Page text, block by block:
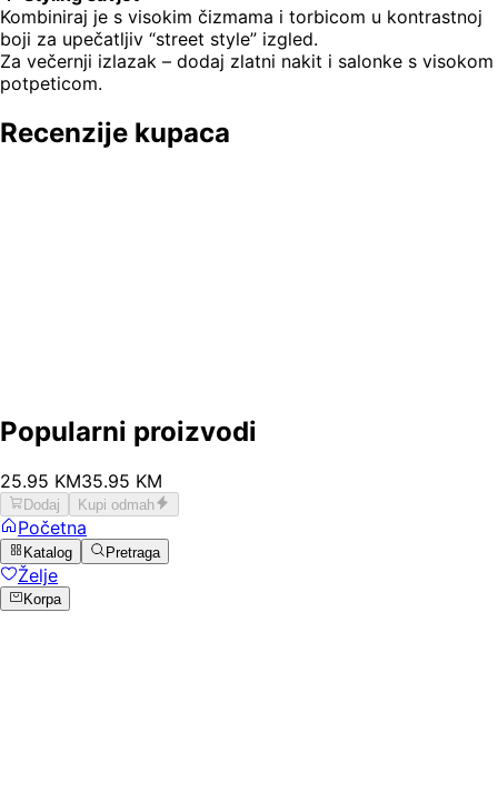
Kombiniraj je s visokim čizmama i torbicom u kontrastnoj
boji za upečatljiv “street style” izgled.
Za večernji izlazak – dodaj zlatni nakit i salonke s visokom
potpeticom.
Recenzije kupaca
Popularni proizvodi
25.95 KM35.95 KM
Dodaj Kupi odmah
Početna
Katalog Pretraga
Želje
Korpa